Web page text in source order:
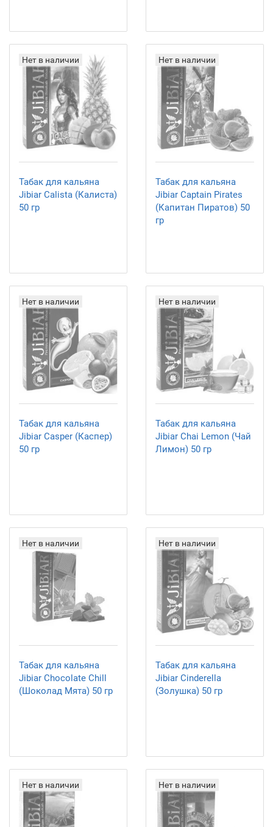
Нет в наличии
Табак для кальяна
Jibiar Calista (Калиста)
50 гр
Нет в наличии
Табак для кальяна
Jibiar Captain Pirates
(Капитан Пиратов) 50
гр
Нет в наличии
Табак для кальяна
Jibiar Casper (Каспер)
50 гр
Нет в наличии
Табак для кальяна
Jibiar Chai Lemon (Чай
Лимон) 50 гр
Нет в наличии
Табак для кальяна
Jibiar Chocolate Chill
(Шоколад Мята) 50 гр
Нет в наличии
Табак для кальяна
Jibiar Cinderella
(Золушка) 50 гр
Нет в наличии Нет в наличии